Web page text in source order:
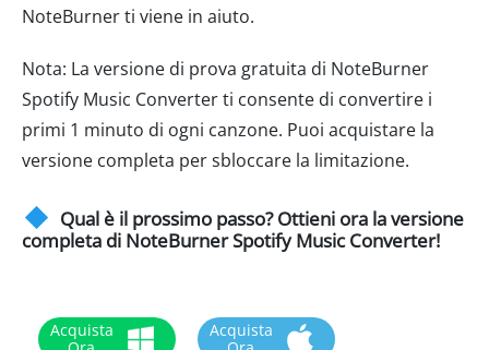
NoteBurner ti viene in aiuto.
Nota: La versione di prova gratuita di NoteBurner
Spotify Music Converter ti consente di convertire i
primi 1 minuto di ogni canzone. Puoi acquistare la
versione completa per sbloccare la limitazione.
Qual è il prossimo passo? Ottieni ora la versione
completa di NoteBurner Spotify Music Converter!
Acquista
Acquista